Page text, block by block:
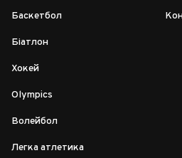
Баскетбол
Біатлон
Хокей
Olympics
Волейбол
Легка атлетика